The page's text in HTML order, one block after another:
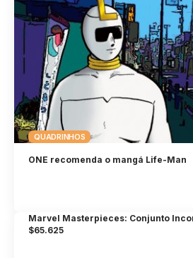
QUADRINHOS
ONE recomenda o mangá Life-Man
Marvel Masterpieces: Conjunto
$65.625